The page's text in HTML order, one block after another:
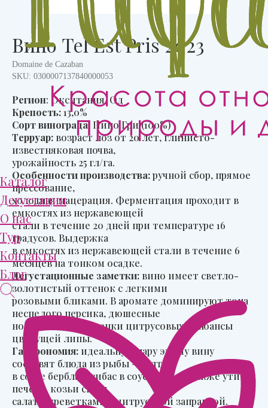
Каталог
Дегустации
О нас
Тур
Контакты
Блог
Вино Tel Est Pris 2023
Domaine de Cazaban
SKU: 0300007137840000053
Регион: Окситания, Од
Крепость:13,0%
Сорт винограда: Пино Гри (100%)
Терруар: возраст лоз от 20 лет, глинисто-
известняковая почва,
урожайность 25 гл/га.
Особенности производства:ручной сбор, прямое
прессование,
холодная мацерация. Ферментация проходит в
емкостях из нержавеющей
стали в течение 20 дней при температуре 16
градусов. Выдержка
в емкостях из нержавеющей стали в течение 6
месяцев на тонком осадке.
Дегустационные заметки: вино имеет светло-
золотистый оттенок с легкими
розовыми бликами. В аромате доминируют тона
неспелого персика, дюшесные
ноты, яблоко, оттенки цитрусовых и нюансы
цветущей липы.
Гастрономия: идеальную пару этому вину
составят блюда из рыбы – палтус
в соусе берблан, сибас в соусе биск, а также утиная
печень, козьи сыры,
салат с креветками с цитрусовой заправкой.